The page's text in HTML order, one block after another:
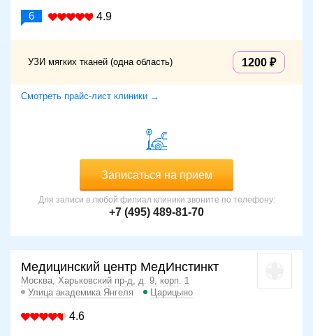
6 4.9
УЗИ мягких тканей (одна область) 1200
Смотреть прайс-лист клиники →
Записаться на прием
Для записи в любой филиал клиники звоните по телефону:
+7 (495) 489-81-70
Медицинский центр МедИнстинкт
Москва, Харьковский пр-д, д. 9, корп. 1
Улица академика Янгеля
Царицыно
4.6